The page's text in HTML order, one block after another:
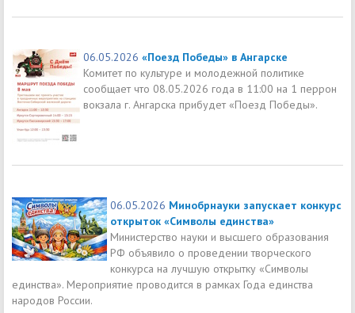
06.05.2026 «Поезд Победы» в Ангарске
Комитет по культуре и молодежной политике
сообщает что 08.05.2026 года в 11:00 на 1 перрон
вокзала г. Ангарска прибудет «Поезд Победы».
06.05.2026 Минобрнауки запускает конкурс
открыток «Символы единства»
Министерство науки и высшего образования
РФ объявило о проведении творческого
конкурса на лучшую открытку «Символы
единства». Мероприятие проводится в рамках Года единства
народов России.